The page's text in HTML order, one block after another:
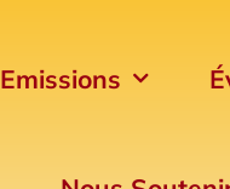
Emissions